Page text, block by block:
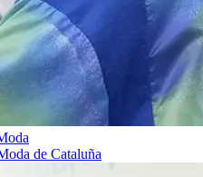
de Cataluña